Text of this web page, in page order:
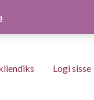
Logi sisse